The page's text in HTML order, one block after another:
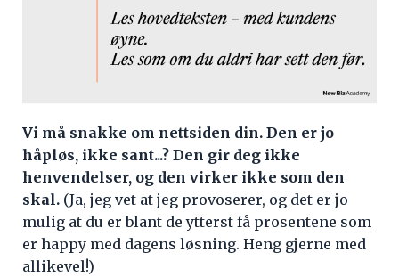
Vi må snakke om nettsiden din. Den er jo
håpløs, ikke sant...? Den gir deg ikke
henvendelser, og den virker ikke som den
skal. (Ja, jeg vet at jeg provoserer, og det er jo
mulig at du er blant de ytterst få prosentene som
er happy med dagens løsning. Heng gjerne med
allikevel!)